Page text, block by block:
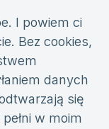
I powiem ci
Bez cookies,
danych
się
w moim